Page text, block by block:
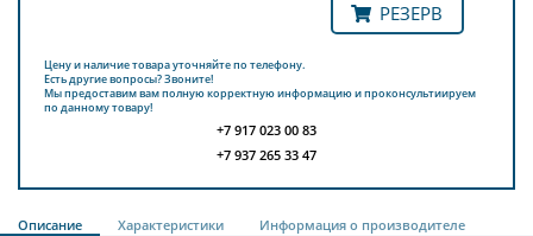
РЕЗЕРВ
Цену и наличие товара уточняйте по телефону.
Есть другие вопросы? Звоните!
Мы предоставим вам полную корректную информацию и проконсультиируем
по данному товару!
+7 917 023 00 83
+7 937 265 33 47
Описание Характеристики Информация о производителе